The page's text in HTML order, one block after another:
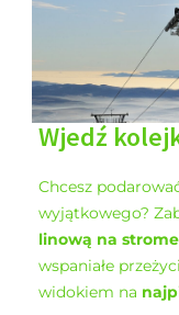
Wjedź
Chcesz
wyjątkowego?
linową na
wspaniałe
widokiem na